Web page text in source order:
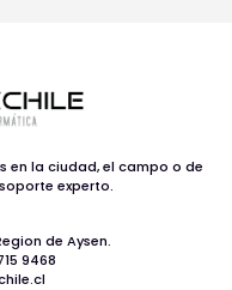
en la ciudad, el campo o de
experto.
de Aysen.
9468